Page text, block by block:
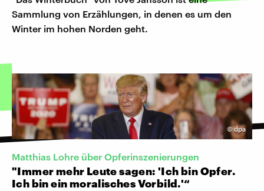
Sammlung von Erzählungen, in denen es um den
Winter im hohen Norden geht.
©dpa
Matthias Lohre über Opferinszenierungen
"Immer mehr Leute sagen: 'Ich bin Opfer.
Ich bin ein moralisches Vorbild.'“